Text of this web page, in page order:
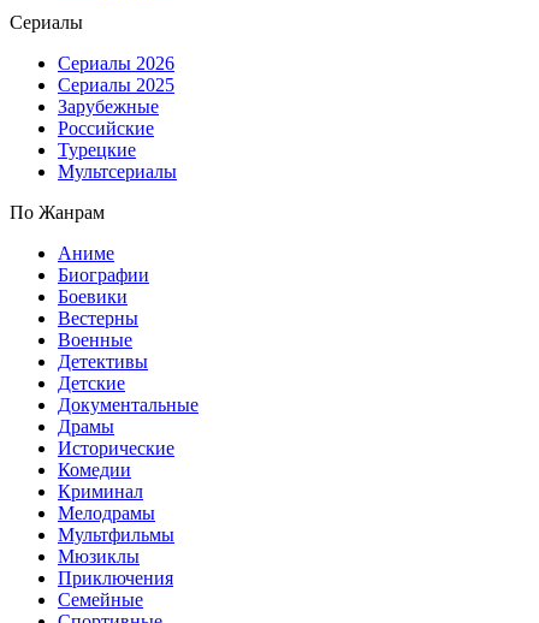
Сериалы
Сериалы 2026
Сериалы 2025
Зарубежные
Российские
Турецкие
Мультсериалы
По Жанрам
Аниме
Биографии
Боевики
Вестерны
Военные
Детективы
Детские
Документальные
Драмы
Исторические
Комедии
Криминал
Мелодрамы
Мультфильмы
Мюзиклы
Приключения
Семейные